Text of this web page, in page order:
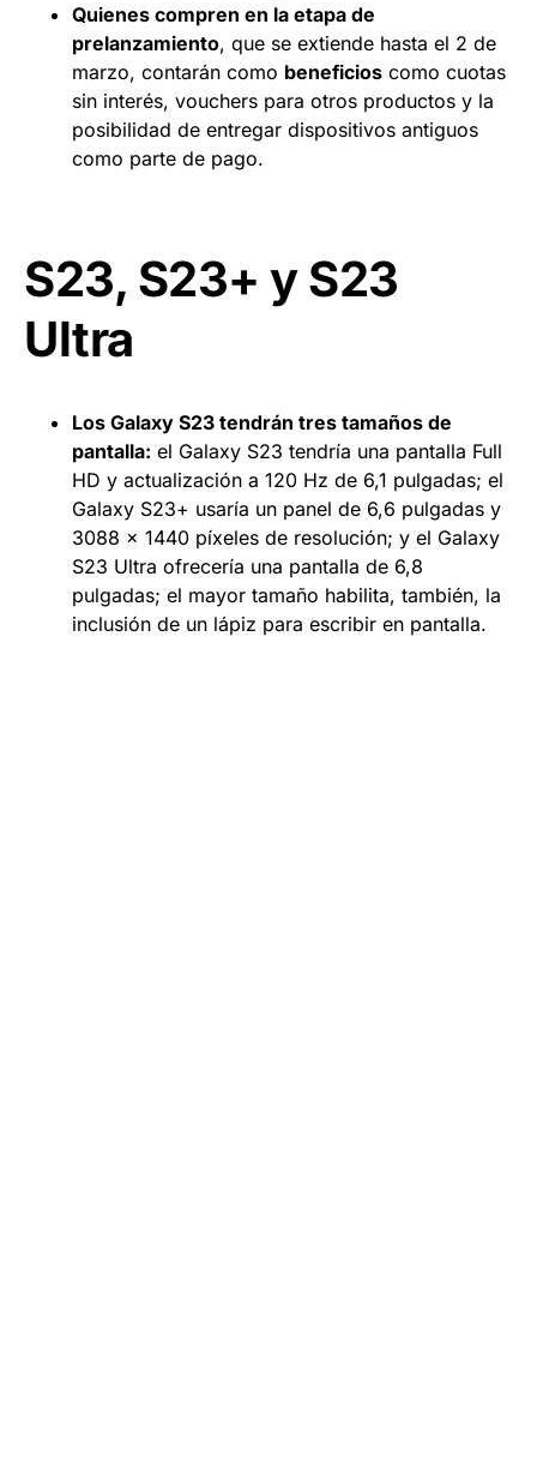
Quienes compren en la etapa de
prelanzamiento, que se extiende hasta el 2 de
marzo, contarán como beneficios como cuotas
sin interés, vouchers para otros productos y la
posibilidad de entregar dispositivos antiguos
como parte de pago.
S23, S23+ y S23
Ultra
Los Galaxy S23 tendrán tres tamaños de
pantalla: el Galaxy S23 tendría una pantalla Full
HD y actualización a 120 Hz de 6,1 pulgadas; el
Galaxy S23+ usaría un panel de 6,6 pulgadas y
3088 x 1440 píxeles de resolución; y el Galaxy
S23 Ultra ofrecería una pantalla de 6,8
pulgadas; el mayor tamaño habilita, también, la
inclusión de un lápiz para escribir en pantalla.